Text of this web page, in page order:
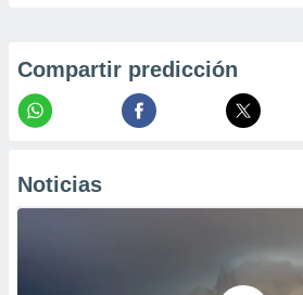
en
Compartir predicción
Noticias